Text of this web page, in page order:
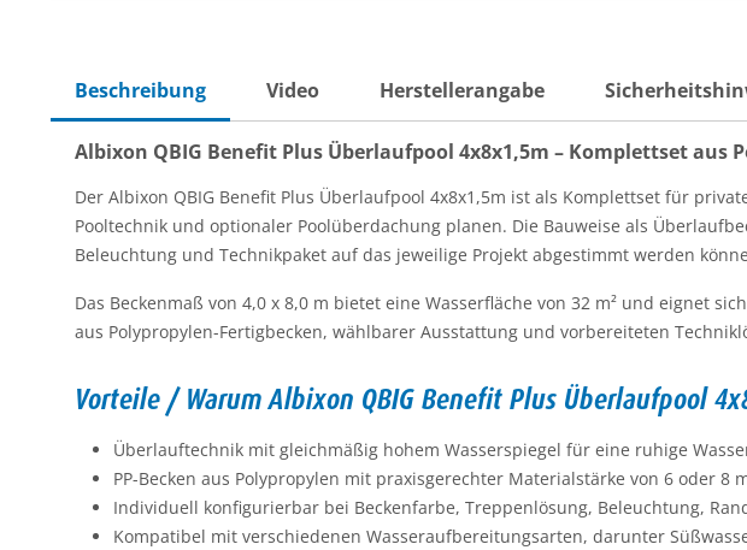
Beschreibung Video Herstellerangabe
Albixon QBIG Benefit Plus Überlaufpool 4x8x1,5m – Komplettset aus
Der Albixon QBIG Benefit Plus Überlaufpool 4x8x1,5m ist als Komplettset für
Pooltechnik und optionaler Poolüberdachung planen. Die Bauweise als
Beleuchtung und Technikpaket auf das jeweilige Projekt abgestimmt werden
Das Beckenmaß von 4,0 x 8,0 m bietet eine Wasserfläche von 32 m² und eignet
aus Polypropylen-Fertigbecken, wählbarer Ausstattung und vorbereiteten
Vorteile / Warum Albixon QBIG Benefit Plus Überlaufpool
Überlauftechnik mit gleichmäßig hohem Wasserspiegel für eine ruhige
PP-Becken aus Polypropylen mit praxisgerechter Materialstärke von 6 oder 8
Individuell konfigurierbar bei Beckenfarbe, Treppenlösung, Beleuchtung,
Kompatibel mit verschiedenen Wasseraufbereitungsarten, darunter